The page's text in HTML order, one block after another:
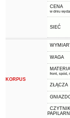
CENA
w dniu
SIEĆ
KORPUS
WAGA
front, spód,
ZŁĄCZA